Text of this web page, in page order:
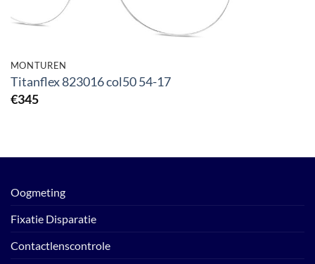
MONTUREN
Titanflex 823016 col50 54-17
€345
Oogmeting
Fixatie Disparatie
Contactlenscontrole